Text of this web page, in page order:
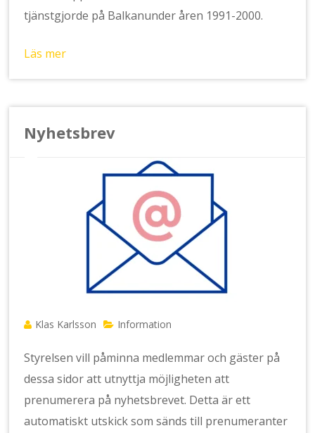
tjänstgjorde på Balkanunder åren 1991-2000.
Läs mer
Nyhetsbrev
Klas Karlsson Information
Styrelsen vill påminna medlemmar och gäster på
dessa sidor att utnyttja möjligheten att
prenumerera på nyhetsbrevet. Detta är ett
automatiskt utskick som sänds till prenumeranter